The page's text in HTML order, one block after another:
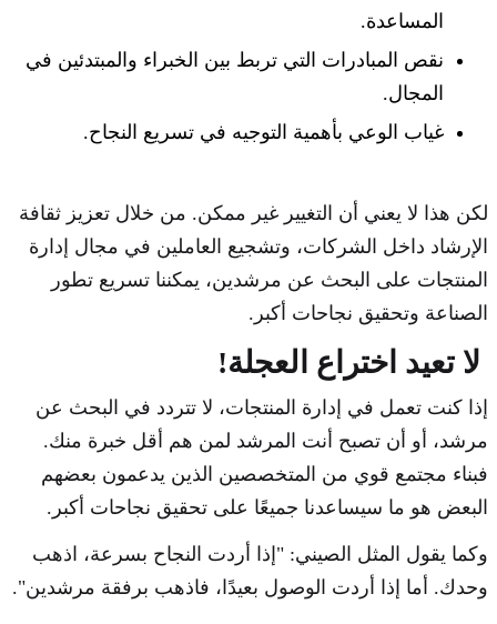
المساعدة.
نقص المبادرات التي تربط بين الخبراء والمبتدئين في
المجال.
غياب الوعي بأهمية التوجيه في تسريع النجاح.
لكن هذا لا يعني أن التغيير غير ممكن. من خلال تعزيز ثقافة
الإرشاد داخل الشركات، وتشجيع العاملين في مجال إدارة
المنتجات على البحث عن مرشدين، يمكننا تسريع تطور
الصناعة وتحقيق نجاحات أكبر.
لا تعيد اختراع العجلة!
إذا كنت تعمل في إدارة المنتجات، لا تتردد في البحث عن
مرشد، أو أن تصبح أنت المرشد لمن هم أقل خبرة منك.
فبناء مجتمع قوي من المتخصصين الذين يدعمون بعضهم
البعض هو ما سيساعدنا جميعًا على تحقيق نجاحات أكبر.
وكما يقول المثل الصيني: "إذا أردت النجاح بسرعة، اذهب
وحدك. أما إذا أردت الوصول بعيدًا، فاذهب برفقة مرشدين".